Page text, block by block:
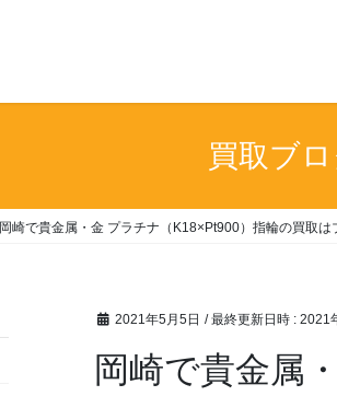
買取ブ
岡崎で貴金属・金 プラチナ（K18×Pt900）指輪の買取
2021年5月5日 / 最終更新日時 : 2021
岡崎で貴金属